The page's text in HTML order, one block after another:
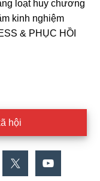
loạt huy chương
kinh nghiệm
& PHỤC HỒI
hội